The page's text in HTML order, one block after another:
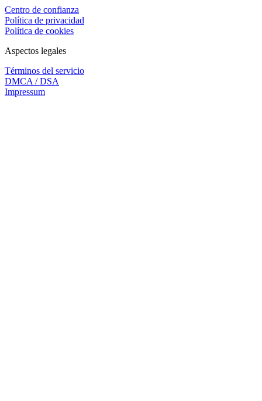
Centro de confianza
Política de privacidad
Política de cookies
Aspectos legales
Términos del servicio
DMCA / DSA
Impressum